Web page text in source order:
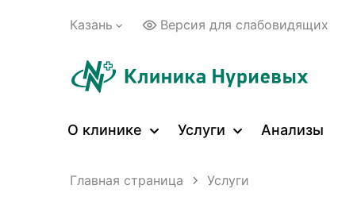
Казань Версия для слабовидящих
О клинике Услуги Анализы
Главная страница Услуги